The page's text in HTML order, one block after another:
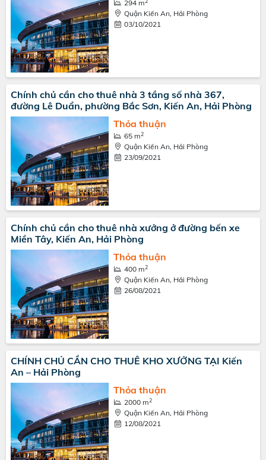
294 m
Quận Kiến An, Hải Phòng
03/10/2021
Chính chủ cần cho thuê nhà 3 tầng số nhà 367,
đường Lê Duẩn, phường Bắc Sơn, Kiến An, Hải Phòng
Thỏa thuận
65 m2
Quận Kiến An, Hải Phòng
23/09/2021
Chính chủ cần cho thuê nhà xưởng ở đường bến xe
Miền Tây, Kiến An, Hải Phòng
Thỏa thuận
400 m2
Quận Kiến An, Hải Phòng
26/08/2021
CHÍNH CHỦ CẦN CHO THUÊ KHO XƯỞNG TẠI Kiến
An – Hải Phòng
Thỏa thuận
2000 m2
Quận Kiến An, Hải Phòng
12/08/2021